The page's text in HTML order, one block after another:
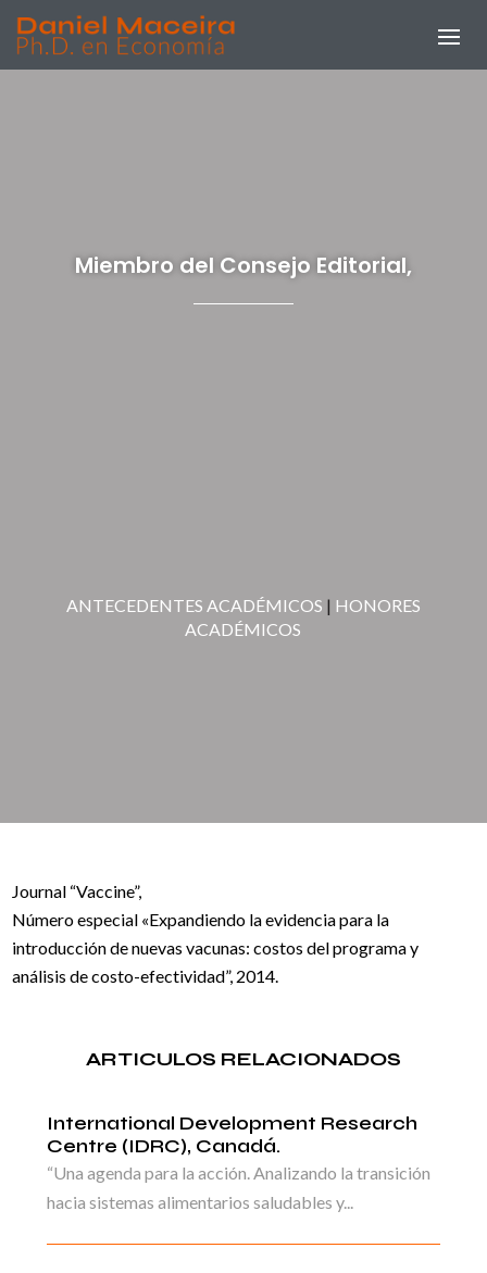
Miembro del Consejo Editorial,
ANTECEDENTES ACADÉMICOS | HONORES
ACADÉMICOS
Journal “Vaccine”,
Número especial «Expandiendo la evidencia para la
introducción de nuevas vacunas: costos del programa y
análisis de costo-efectividad”, 2014.
ARTICULOS RELACIONADOS
International Development Research
Centre (IDRC), Canadá.
“Una agenda para la acción. Analizando la transición
hacia sistemas alimentarios saludables y...